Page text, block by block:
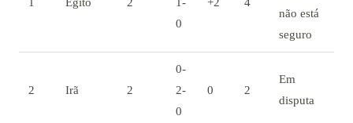
1 Egito 2
1-
0
+2 4
não está
seguro
2 Irã 2
0-
2-
0
0 2
Em
disputa